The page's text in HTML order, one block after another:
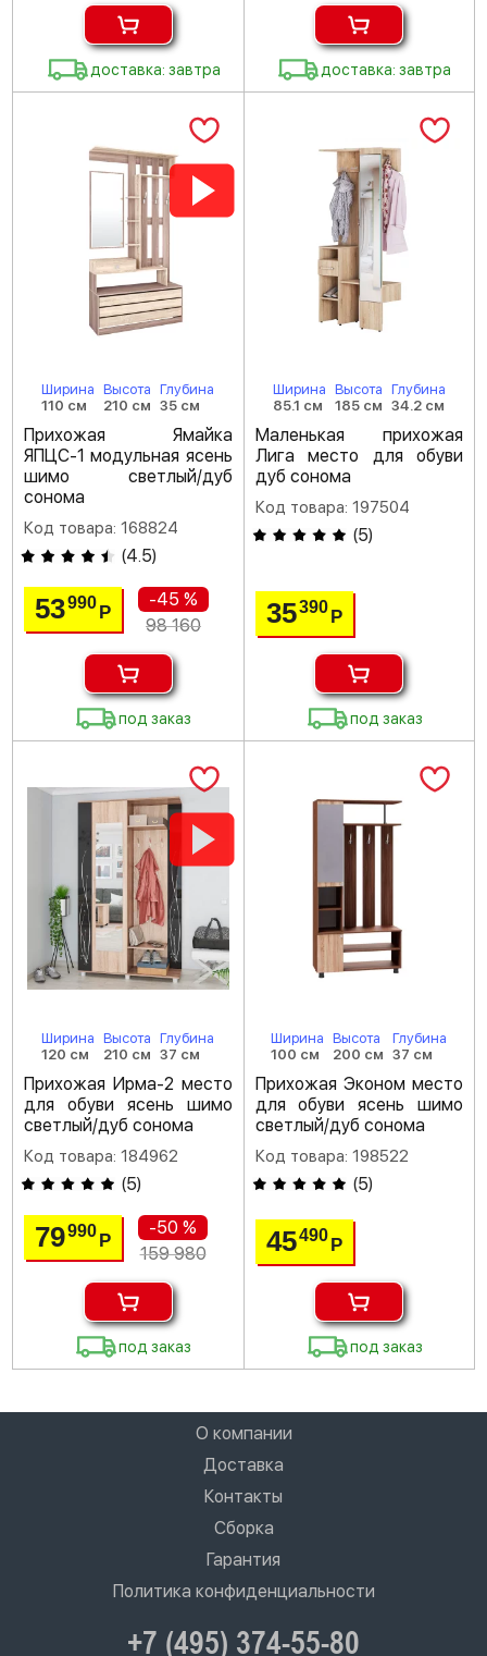
доставка: завтра доставка: завтра
Ширина
110 см
Высота
210 см
Глубина
35 см
Прихожая Ямайка
ЯПЦС-1 модульная ясень
шимо светлый/дуб
сонома
Код товара: 168824
(4.5)
53990Р
-45 %
98 160
под заказ
Ширина
85.1 см
Высота
185 см
Глубина
34.2 см
Маленькая прихожая
Лига место для обуви
дуб сонома
Код товара: 197504
(5)
35390 Р
под заказ
Ширина
120 см
Высота
210 см
Глубина
37 см
Прихожая Ирма-2 место
для обуви ясень шимо
светлый/дуб сонома
Код товара: 184962
(5)
79990Р
-50 %
159 980
под заказ
Ширина
100 см
Высота
200 см
Глубина
37 см
Прихожая Эконом место
для обуви ясень шимо
светлый/дуб сонома
Код товара: 198522
(5)
45490 Р
под заказ
О компании
Доставка
Контакты
Сборка
Гарантия
Политика конфиденциальности
+7 (495) 374-55-80